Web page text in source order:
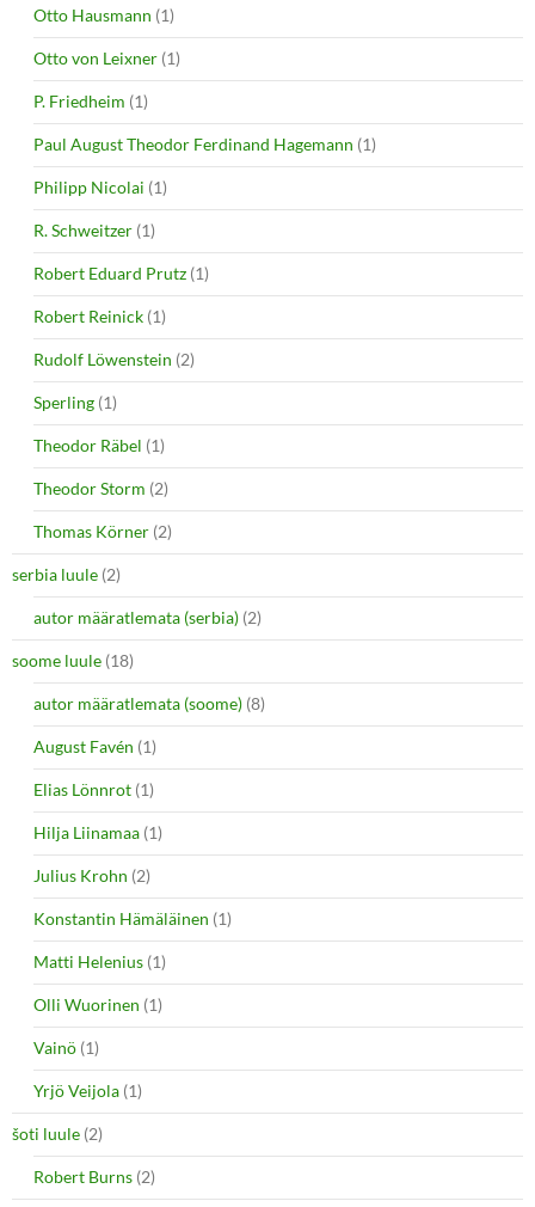
Otto Hausmann (1)
Otto von Leixner (1)
P. Friedheim (1)
Paul August Theodor Ferdinand Hagemann (1)
Philipp Nicolai (1)
R. Schweitzer (1)
Robert Eduard Prutz (1)
Robert Reinick (1)
Rudolf Löwenstein (2)
Sperling (1)
Theodor Räbel (1)
Theodor Storm (2)
Thomas Körner (2)
serbia luule (2)
autor määratlemata (serbia) (2)
soome luule (18)
autor määratlemata (soome) (8)
August Favén (1)
Elias Lönnrot (1)
Hilja Liinamaa (1)
Julius Krohn (2)
Konstantin Hämäläinen (1)
Matti Helenius (1)
Olli Wuorinen (1)
Vainö (1)
Yrjö Veijola (1)
šoti luule (2)
Robert Burns (2)